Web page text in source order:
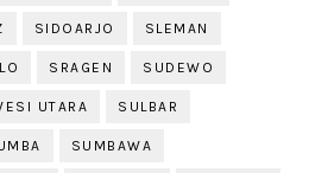
SIDOARJO SLEMAN
SRAGEN SUDEWO
UTARA SULBAR
SUMBAWA